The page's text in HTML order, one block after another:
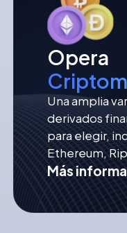
Opera
Una amplia
derivados
para elegir,
Ethereum,
Más